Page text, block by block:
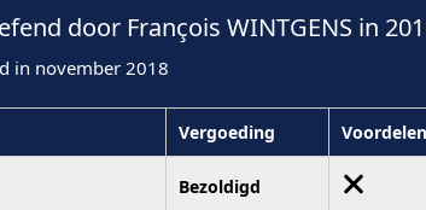
door François WINTGENS in
in november 2018
Vergoeding Voordelen
Bezoldigd